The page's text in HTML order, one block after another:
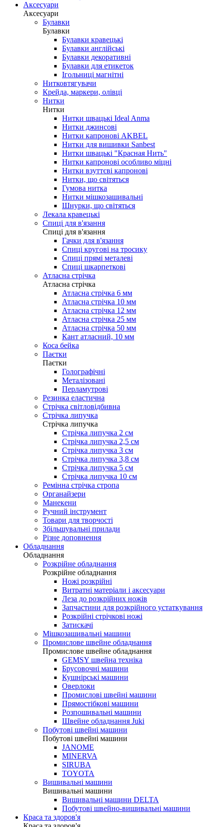
Аксесуари
Аксесуари
Булавки
Булавки
Булавки кравецькі
Булавки англійські
Булавки декоративні
Булавки для етикеток
Ігольниці магнітні
Нитковтягувачи
Крейда, маркери, олівці
Нитки
Нитки
Нитки швацькі Ideal Anma
Нитки джинсові
Нитки капронові AKBEL
Нитки для вишивки Sanbest
Нитки швацькі "Красная Нить"
Нитки капронові особливо міцні
Нитки взуттєві капронові
Нитки, що світяться
Гумова нитка
Нитки мішкозашивальні
Шнурки, що світяться
Лекала кравецькі
Cпиці для в'язання
Cпиці для в'язання
Гачки для в'язання
Спиці кругові на тросику
Спиці прямі металеві
Спиці шкарпеткові
Атласна стрічка
Атласна стрічка
Атласна стрічка 6 мм
Атласна стрічка 10 мм
Атласна стрічка 12 мм
Атласна стрічка 25 мм
Атласна стрічка 50 мм
Кант атласний, 10 мм
Коса бейка
Паєтки
Паєтки
Голографічні
Металізовані
Перламутрові
Резинка еластична
Стрічка світловідбивна
Стрічка липучка
Стрічка липучка
Стрічка липучка 2 см
Стрічка липучка 2,5 см
Стрічка липучка 3 см
Стрічка липучка 3,8 см
Стрічка липучка 5 см
Стрічка липучка 10 см
Ремінна стрічка стропа
Органайзери
Манекени
Ручний інструмент
Товари для творчості
Збільшувальні прилади
Різне доповнення
Обладнання
Обладнання
Розкрійне обладнання
Розкрійне обладнання
Ножі розкрійні
Витратні матеріали і аксесуари
Леза до розкрійних ножів
Запчастини для розкрійного устаткування
Розкрійні стрічкові ножі
Затискачі
Мішкозашивальні машини
Промислове швейне обладнання
Промислове швейне обладнання
GEMSY швейна техніка
Брусовочні машини
Кушнірські машини
Оверлоки
Промислові швейні машини
Прямостібкові машини
Розпошивальні машини
Швейне обладнання Juki
Побутові швейні машини
Побутові швейні машини
JANOME
MINERVA
SIRUBA
TOYOTA
Вишивальні машини
Вишивальні машини
Вишивальні машини DELTA
Побутові швейно-вишивальні машини
Краса та здоров'я